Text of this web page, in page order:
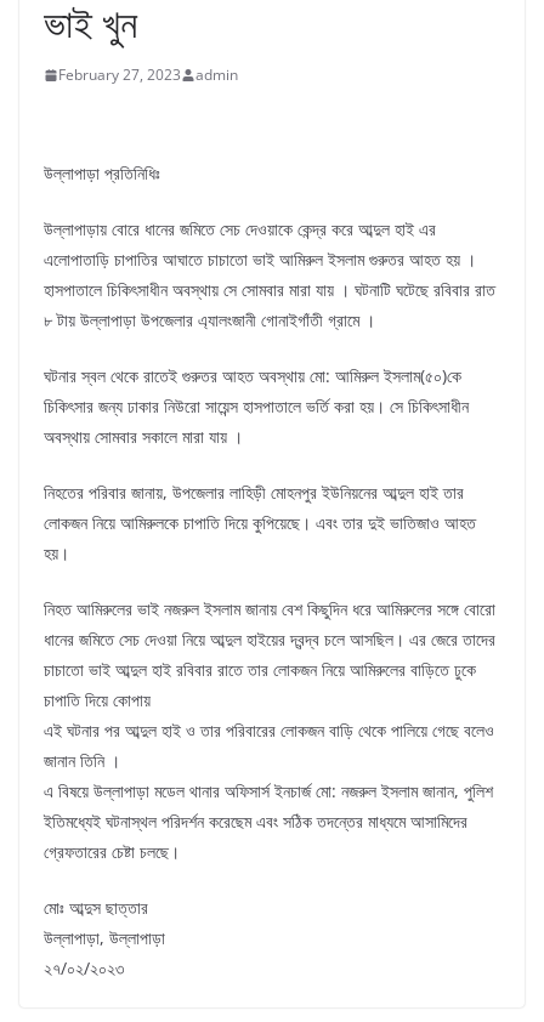
ভাই খুন
February 27, 2023 admin
উল্লাপাড়া প্রতিনিধিঃ
উল্লাপাড়ায় বোরে ধানের জমিতে সেচ দেওয়াকে কেন্দ্র করে আব্দুল হাই এর
এলোপাতাড়ি চাপাতির আঘাতে চাচাতো ভাই আমিরুল ইসলাম গুরুতর আহত হয় ।
হাসপাতালে চিকিৎসাধীন অবস্থায় সে সোমবার মারা যায় । ঘটনাটি ঘটেছে রবিবার রাত
৮ টায় উল্লাপাড়া উপজেলার এ্যালংজানী গোনাইগাঁতী গ্রামে ।
ঘটনার স্বল থেকে রাতেই গুরুতর আহত অবস্থায় মো: আমিরুল ইসলাম(৫০)কে
চিকিৎসার জন্য ঢাকার নিউরো সায়েন্স হাসপাতালে ভর্তি করা হয়। সে চিকিৎসাধীন
অবস্থায় সোমবার সকালে মারা যায় ।
নিহতের পরিবার জানায়, উপজেলার লাহিড়ী মোহনপুর ইউনিয়নের আব্দুল হাই তার
লোকজন নিয়ে আমিরুলকে চাপাতি দিয়ে কুপিয়েছে। এবং তার দুই ভাতিজাও আহত
হয়।
নিহত আমিরুলের ভাই নজরুল ইসলাম জানায় বেশ কিছুদিন ধরে আমিরুলের সঙ্গে বোরো
ধানের জমিতে সেচ দেওয়া নিয়ে আব্দুল হাইয়ের দ্বন্দ্ব চলে আসছিল। এর জেরে তাদের
চাচাতো ভাই আব্দুল হাই রবিবার রাতে তার লোকজন নিয়ে আমিরুলের বাড়িতে ঢুকে
চাপাতি দিয়ে কোপায়
এই ঘটনার পর আব্দুল হাই ও তার পরিবারের লোকজন বাড়ি থেকে পালিয়ে গেছে বলেও
জানান তিনি ।
এ বিষয়ে উল্লাপাড়া মডেল থানার অফিসার্স ইনচার্জ মো: নজরুল ইসলাম জানান, পুলিশ
ইতিমধ্যেই ঘটনাস্থল পরিদর্শন করেছেম এবং সঠিক তদন্তের মাধ্যমে আসামিদের
গ্রেফতারের চেষ্টা চলছে।
মোঃ আব্দুস ছাত্তার
উল্লাপাড়া, উল্লাপাড়া
২৭/০২/২০২৩